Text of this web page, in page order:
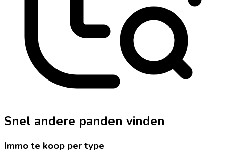
Snel andere panden vinden
Immo te koop per type